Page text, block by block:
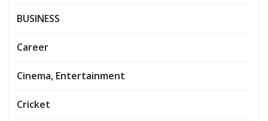
BUSINESS
Career
Cinema, Entertainment
Cricket